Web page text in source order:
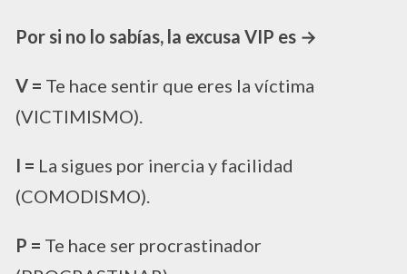
Por si no lo sabías, la excusa VIP es →
V = Te hace sentir que eres la víctima
(VICTIMISMO).
I = La sigues por inercia y facilidad
(COMODISMO).
P = Te hace ser procrastinador